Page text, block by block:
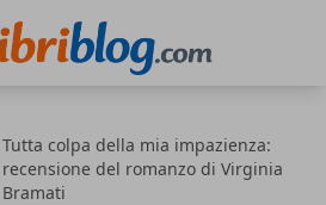
Tutta colpa della mia impazienza:
recensione del romanzo di Virginia
Bramati